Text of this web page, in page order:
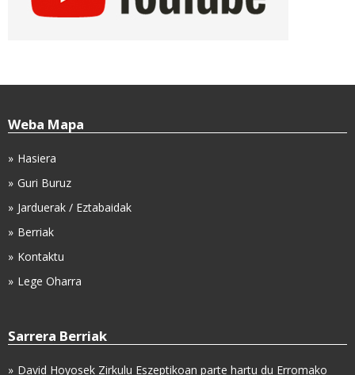
Weba Mapa
Hasiera
Guri Buruz
Jarduerak / Eztabaidak
Berriak
Kontaktu
Lege Oharra
Sarrera Berriak
David Hoyosek Zirkulu Eszeptikoan parte hartu du Erromako